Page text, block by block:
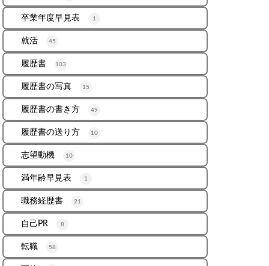
卒業年度早見表 1
就活 45
履歴書 103
履歴書の写真 15
履歴書の書き方 49
履歴書の送り方 10
志望動機 10
満年齢早見表 1
職務経歴書 21
自己PR 8
転職 58